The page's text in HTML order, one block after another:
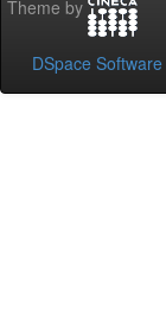
Theme by
DSpace Software